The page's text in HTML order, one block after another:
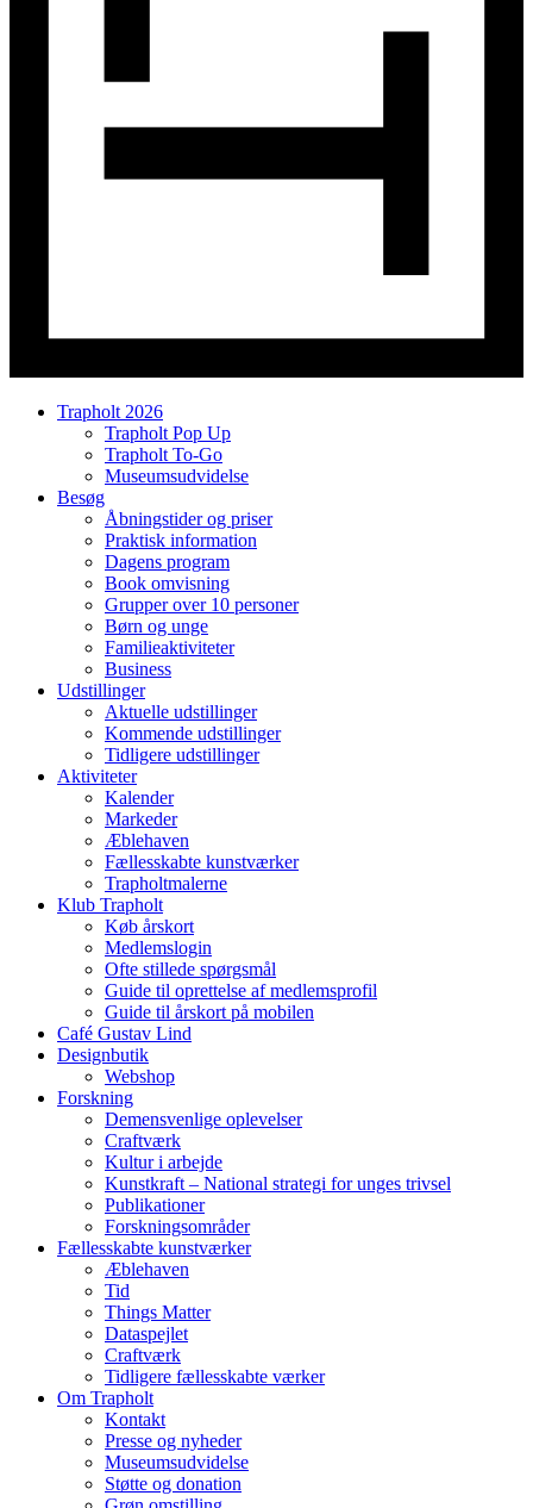
Trapholt 2026
Trapholt Pop Up
Trapholt To-Go
Museumsudvidelse
Besøg
Åbningstider og priser
Praktisk information
Dagens program
Book omvisning
Grupper over 10 personer
Børn og unge
Familieaktiviteter
Business
Udstillinger
Aktuelle udstillinger
Kommende udstillinger
Tidligere udstillinger
Aktiviteter
Kalender
Markeder
Æblehaven
Fællesskabte kunstværker
Trapholtmalerne
Klub Trapholt
Køb årskort
Medlemslogin
Ofte stillede spørgsmål
Guide til oprettelse af medlemsprofil
Guide til årskort på mobilen
Café Gustav Lind
Designbutik
Webshop
Forskning
Demensvenlige oplevelser
Craftværk
Kultur i arbejde
Kunstkraft – National strategi for unges trivsel
Publikationer
Forskningsområder
Fællesskabte kunstværker
Æblehaven
Tid
Things Matter
Dataspejlet
Craftværk
Tidligere fællesskabte værker
Om Trapholt
Kontakt
Presse og nyheder
Museumsudvidelse
Støtte og donation